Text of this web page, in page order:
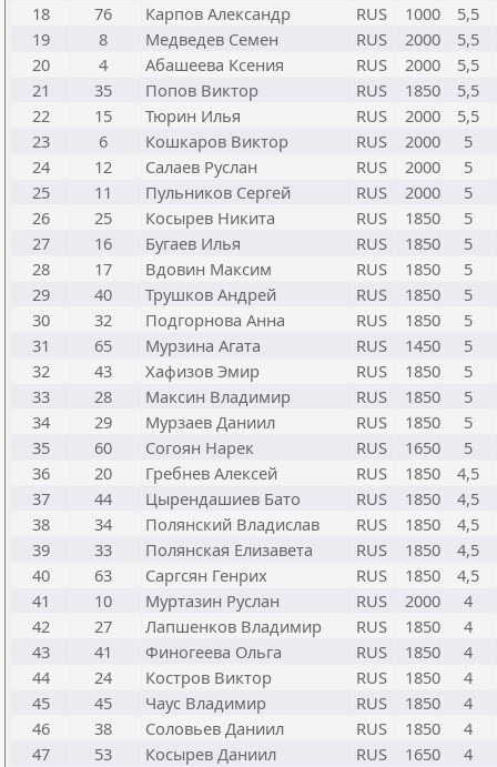
18
76 Карпов Александр RUS 1000
5,5
19
8 Медведев Семен RUS 2000
5,5
20
4 Абашеева Ксения RUS 2000
5,5
21
35 Попов Виктор RUS 1850
5,5
22
15 Тюрин Илья RUS 2000
5,5
23
6 Кошкаров Виктор RUS 2000
5
24
12 Салаев Руслан RUS 2000
5
25
11 Пульников Сергей RUS 2000
5
26
25 Косырев Никита RUS 1850
5
27
16 Бугаев Илья RUS 1850
5
28
17 Вдовин Максим RUS 1850
5
29
40 Трушков Андрей RUS 1850
5
30
32 Подгорнова Анна RUS 1850
5
31
65 Мурзина Агата RUS 1450
5
32
43 Хафизов Эмир RUS 1850
5
33
28 Максин Владимир RUS 1850
5
34
29 Мурзаев Даниил RUS 1850
5
35
60 Согоян Нарек RUS 1650
5
36
20 Гребнев Алексей RUS 1850
4,5
37
44 Цырендашиев Бато RUS 1850
4,5
38
34 Полянский Владислав RUS 1850
4,5
39
33 Полянская Елизавета RUS 1850
4,5
40
63 Саргсян Генрих RUS 1850
4,5
41
10 Муртазин Руслан RUS 2000
4
42
27 Лапшенков Владимир RUS 1850
4
43
41 Финогеева Ольга RUS 1850
4
44
24 Костров Виктор RUS 1850
4
45
45 Чаус Владимир RUS 1850
4
46
38 Соловьев Даниил RUS 1850
4
47
53 Косырев Даниил RUS 1650
4